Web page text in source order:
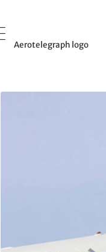
Aerotelegraph logo